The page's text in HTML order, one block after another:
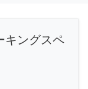
キングスペ